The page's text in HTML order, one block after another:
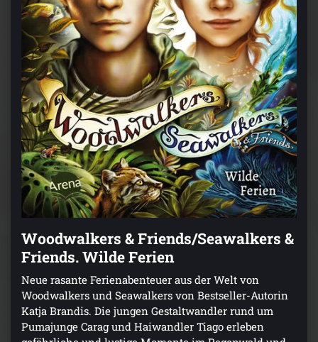
Woodwalkers & Friends/Seawalkers &
Friends. Wilde Ferien
Neue rasante Ferienabenteuer aus der Welt von
Woodwalkers und Seawalkers von Bestseller-Autorin
Katja Brandis. Die jungen Gestaltwandler rund um
Pumajunge Carag und Haiwandler Tiago erleben